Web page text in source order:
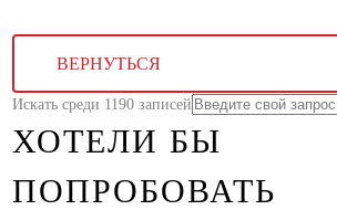
ВЕРНУТЬСЯ
Искать среди 1190 записей
ХОТЕЛИ БЫ
ПОПРОБОВАТЬ